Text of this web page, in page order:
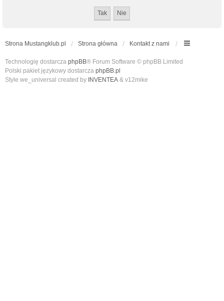
Strona Mustangklub.pl Strona główna Kontakt z nami
Technologię dostarcza phpBB® Forum Software © phpBB Limited
Polski pakiet językowy dostarcza phpBB.pl
Style we_universal created by INVENTEA & v12mike